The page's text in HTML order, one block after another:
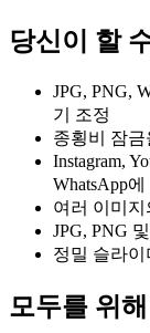
당신이 할
JPG, PNG,
기 조정
종횡비 잠
Instagram,
WhatsApp
여러 이미
JPG, PNG
정밀 슬라이
모두를 위